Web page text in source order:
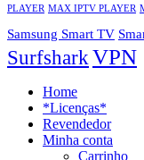
PLAYER MAX IPTV PLAYER
Samsung Smart TV
SurfsharkVPN
Home
*Licenças*
Revendedor
Minha conta
Carrinho